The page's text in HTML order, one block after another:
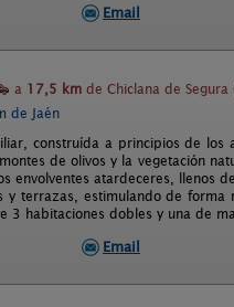
Email
a 17,5 km de Chiclana de Segura
de Jaén
construída a principios de
de olivos y la vegetación
envolventes atardeceres, llenos
terrazas, estimulando de forma
3 habitaciones dobles y una de
Email